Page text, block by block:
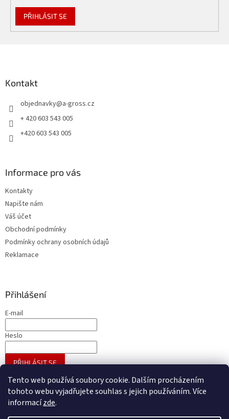
Tento web používá soubory cookie. Dalším procházením
tohoto webu vyjadřujete souhlas s jejich používáním. Více
informacízde.
PŘIHLÁSIT SE
Kontakt
objednavky@a-gross.cz
+ 420 603 543 005
+420 603 543 005
Informace pro vás
Kontakty
Napište nám
Váš účet
Obchodní podmínky
Podmínky ochrany osobních údajů
Reklamace
Přihlášení
E-mail
Heslo
PŘIHLÁSIT SE
Nová registraceZapomenuté heslo